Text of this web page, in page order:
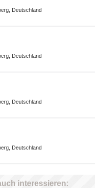
Deutschland
Deutschland
Deutschland
Deutschland
interessieren: